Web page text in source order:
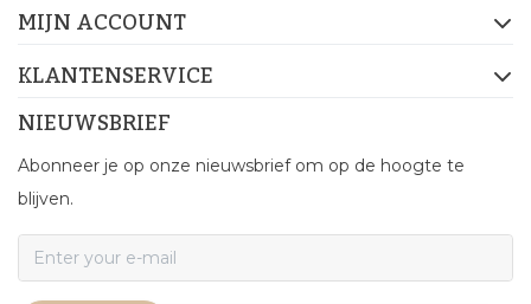
MIJN ACCOUNT
KLANTENSERVICE
NIEUWSBRIEF
Abonneer je op onze nieuwsbrief om op de hoogte te
blijven.